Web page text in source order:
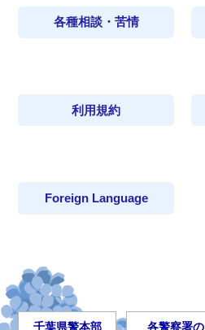
各種相談・苦情
利用規約
Foreign Language
千葉県警本部 各警察署の